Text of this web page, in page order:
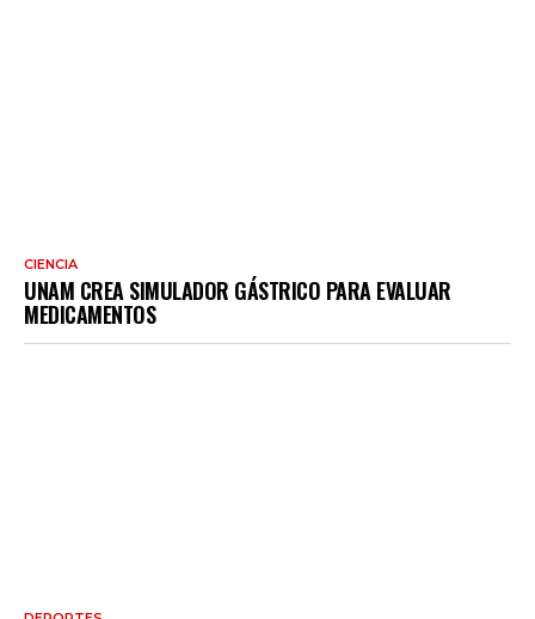
CIENCIA
UNAM CREA SIMULADOR GÁSTRICO PARA EVALUAR
MEDICAMENTOS